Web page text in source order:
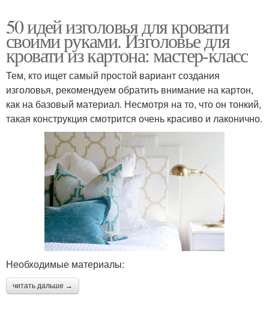
50 идей изголовья для кровати
своими руками. Изголовье для
кровати из картона: мастер-класс
Тем, кто ищет самый простой вариант создания
изголовья, рекомендуем обратить внимание на картон,
как на базовый материал. Несмотря на то, что он тонкий,
такая конструкция смотрится очень красиво и лаконично.
Необходимые материалы:
читать дальше →